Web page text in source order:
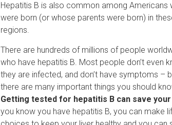
Hepatitis B is also common among Americans
were born (or whose parents were born) in
regions.
There are hundreds of millions of people
who have hepatitis B. Most people don’t even
they are infected, and don’t have symptoms –
there are many important things you should
Getting tested for hepatitis B can save
you know you have hepatitis B, you can make